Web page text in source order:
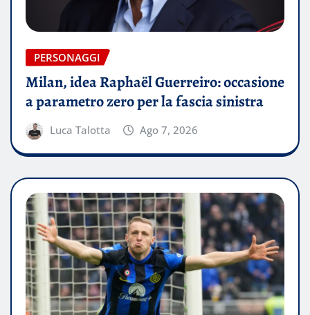
PERSONAGGI
Milan, idea Raphaël Guerreiro: occasione
a parametro zero per la fascia sinistra
Luca Talotta Ago 7, 2026